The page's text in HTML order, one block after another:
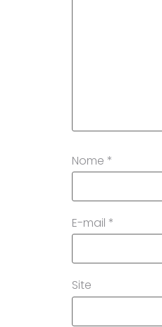
Nome *
E-mail *
Site